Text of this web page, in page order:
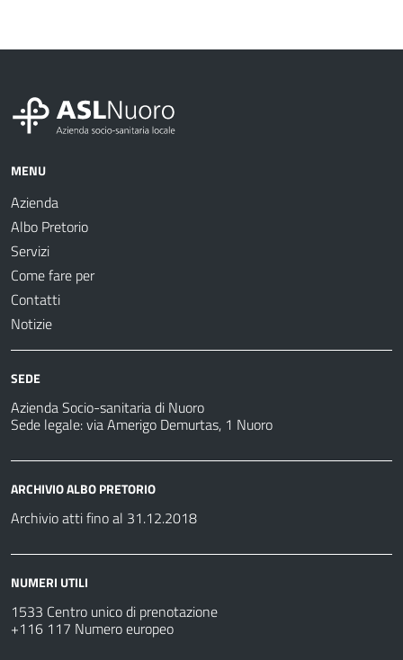
MENU
Azienda
Albo Pretorio
Servizi
Come fare per
Contatti
Notizie
SEDE
Azienda Socio-sanitaria di Nuoro
Sede legale: via Amerigo Demurtas, 1 Nuoro
ARCHIVIO ALBO PRETORIO
Archivio atti fino al 31.12.2018
NUMERI UTILI
1533 Centro unico di prenotazione
+116 117 Numero europeo